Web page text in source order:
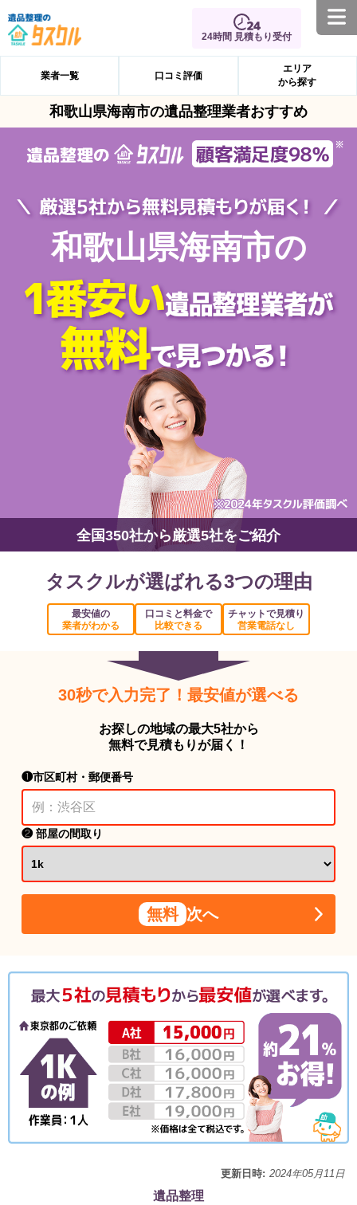
24時間 見積もり受付
業者一覧 口コミ評価
エリア
から探す
和歌山県海南市の遺品整理業者おすすめ
和歌山県海南市の
全国350社から厳選5社をご紹介
タスクルが選ばれる3つの理由
最安値の
業者がわかる
口コミと料金で
比較できる
チャットで見積り
営業電話なし
30秒で入力完了！最安値が選べる
お探しの地域の最大5社から
無料で見積もりが届く！
❶市区町村・郵便番号
❷ 部屋の間取り
無料 次へ
更新日時: 2024年05月11日
遺品整理